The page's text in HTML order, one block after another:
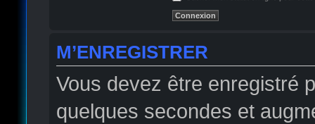
M’ENREGISTRER
Vous devez être enregistré
quelques secondes et